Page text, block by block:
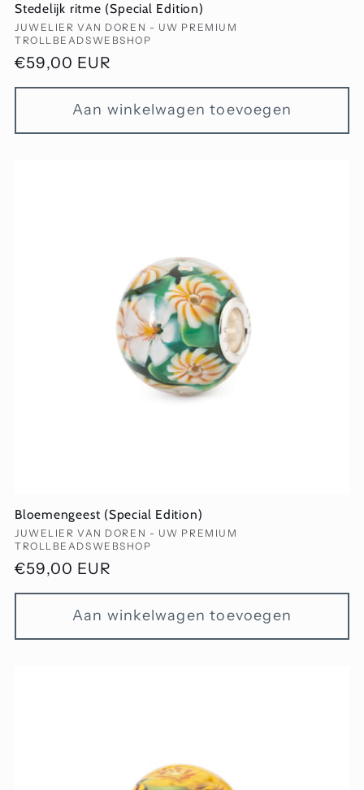
Stedelijk ritme (Special Edition)
Verkoper:
JUWELIER VAN DOREN - UW PREMIUM
TROLLBEADSWEBSHOP
Normale
prijs
€59,00 EUR
Aan winkelwagen toevoegen
Bloemengeest (Special Edition)
Verkoper:
JUWELIER VAN DOREN - UW PREMIUM
TROLLBEADSWEBSHOP
Normale
prijs
€59,00 EUR
Aan winkelwagen toevoegen